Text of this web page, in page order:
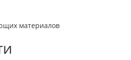
материалов